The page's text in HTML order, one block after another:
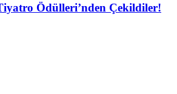
Ödülleri’nden Çekildiler!